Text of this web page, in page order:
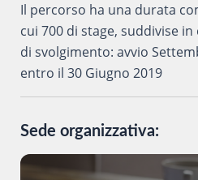
Il percorso ha una durata
cui 700 di stage, suddivise
di svolgimento: avvio
entro il 30 Giugno 2019
Sede organizzativa: